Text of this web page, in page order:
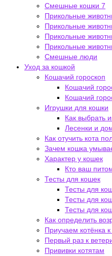
Смешные кошки 7
Прикольные
Прикольные
Прикольные
Прикольные
Смешные люди
Уход за кошкой
Кошачий гороскоп
Кошачий
Кошачий
Игрушки для кошки
Как выбрать
Лесенки и
Как отучить кота
Зачем кошка
Характер у кошек
Кто ваш
Тесты для кошек
Тесты для
Тесты для
Тесты для
Как определить
Приучаем котёнка к
Первый раз к
Прививки котятам